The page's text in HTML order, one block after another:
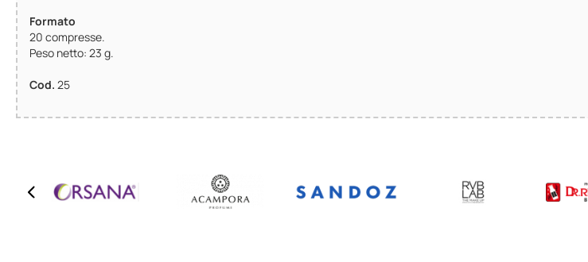
Formato
20 compresse.
Peso netto: 23 g.
Cod. 25